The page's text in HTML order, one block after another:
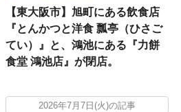
【東大阪市】旭町にある飲食店
『とんかつと洋食 瓢亭（ひさご
てい）』と、鴻池にある『力餅
食堂 鴻池店』が閉店。
2026年7月7日(火)の記事